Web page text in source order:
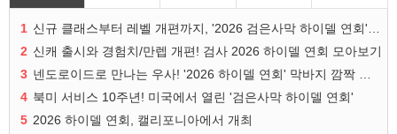
1
2 신캐 출시와 경험치/만렙 개편! 검사 2026 하이델 연회 모아보기
3
4 북미 서비스 10주년! 미국에서 열린 '검은사막 하이델 연회'
5 2026 하이델 연회, 캘리포니아에서 개최